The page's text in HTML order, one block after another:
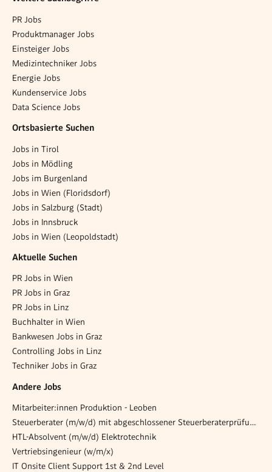
PR Jobs
Produktmanager Jobs
Einsteiger Jobs
Medizintechniker Jobs
Energie Jobs
Kundenservice Jobs
Data Science Jobs
Ortsbasierte Suchen
Jobs in Tirol
Jobs in Mödling
Jobs im Burgenland
Jobs in Wien (Floridsdorf)
Jobs in Salzburg (Stadt)
Jobs in Innsbruck
Jobs in Wien (Leopoldstadt)
Aktuelle Suchen
PR Jobs in Wien
PR Jobs in Graz
PR Jobs in Linz
Buchhalter in Wien
Bankwesen Jobs in Graz
Controlling Jobs in Linz
Techniker Jobs in Graz
Andere Jobs
Mitarbeiter:innen Produktion - Leoben
Steuerberater (m/w/d) mit abgeschlossener Steuerberaterprüfung / Einstieg in Kanzleipartnerschaft
HTL-Absolvent (m/w/d) Elektrotechnik
Vertriebsingenieur (w/m/x)
IT Onsite Client Support 1st & 2nd Level